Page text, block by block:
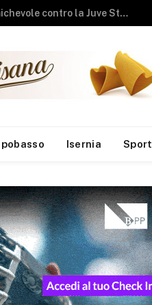
Studenti universitari, 6 milioni dai Fondi Europei per le borse di studio
Isernia Sport